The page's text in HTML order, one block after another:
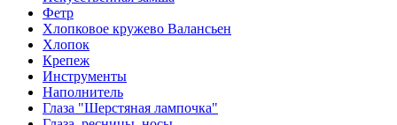
Фетр
Хлопковое кружево Валансьен
Хлопок
Крепеж
Инструменты
Наполнитель
Глаза "Шерстяная лампочка"